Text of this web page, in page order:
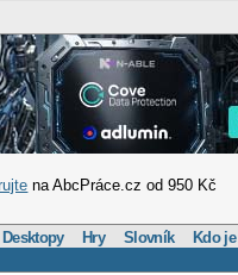
na AbcPráce.cz od 950 Kč
Desktopy Hry Slovník Kdo je